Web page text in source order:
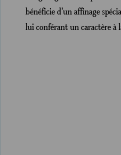
bénéficie d’un affinage
lui conférant un caractère à